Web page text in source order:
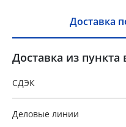
Доставка
Доставка из
СДЭК
Деловые линии